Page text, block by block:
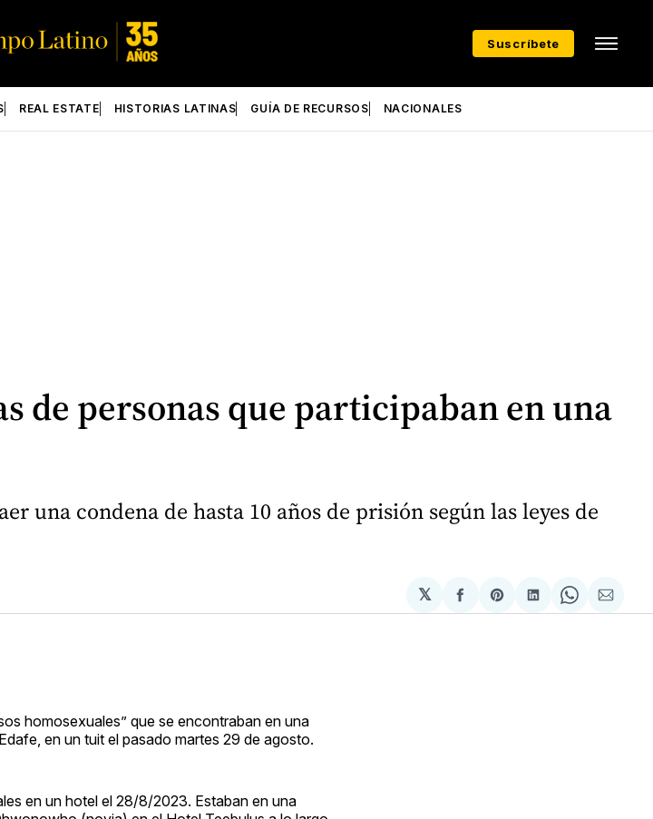
Suscríbete
REAL ESTATE HISTORIAS LATINAS GUÍA DE RECURSOS NACIONALES
de personas que participaban en una
una condena de hasta 10 años de prisión según las leyes de
𝕏
Compartir
en
Share
on
Compartir
en
Share
on
via
homosexuales” que se encontraban en una
en un tuit el pasado martes 29 de agosto.
en un hotel el 28/8/2023. Estaban en una